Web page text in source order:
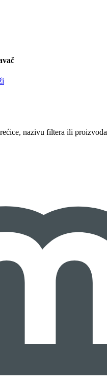
nazivu filtera ili proizvoda